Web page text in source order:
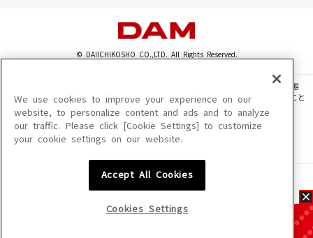
© DAIICHIKOSHO CO.,LTD. All Rights Reserved.
このサイトに掲載されている一切の文章・画像・写真・動画・音声等を、手段や形態
を問わず、著作権法の定める範囲を超えて無断で複製、転載、ファイル化などすること
を禁じます。
楽曲及びコンテンツは、機種によりご利用いただけない場合があります。
楽曲及びコンテンツの配信日、配信内容が変更になる場合があります。
We use cookies to improve your experience on our
website, to personalize content and ads and to analyze
our traffic. Please click [Cookie Settings] to customize
your cookie settings on our website.
Accept All Cookies
Cookies Settings